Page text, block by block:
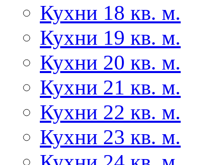
Кухни 18 кв. м.
Кухни 19 кв. м.
Кухни 20 кв. м.
Кухни 21 кв. м.
Кухни 22 кв. м.
Кухни 23 кв. м.